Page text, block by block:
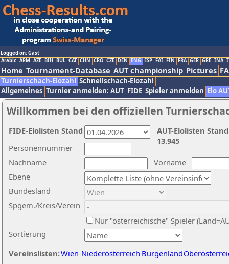
Logged on: Gast
Arabic ARM AZE BIH BUL CAT CHN CRO CZE DEN ENG ESP FAI FIN FRA GER GRE INA
Home Tournament-Database AUT championship Pictures
Turnierschach-Elozahl Schnellschach-Elozahl
Allgemeines Turnier anmelden: AUT FIDE Spieler anmelden Elo
Willkommen bei den offiziellen
Nachname
Vorname
Ebene
Sortierung
Personennummer
Bundesland
Spgem./Kreis/Verein
Nur "österreichische" Spieler
Vereinslisten:Wien Niederösterreich Burgenland
AUT-Elolisten
13.945
FIDE-Elolisten Stand